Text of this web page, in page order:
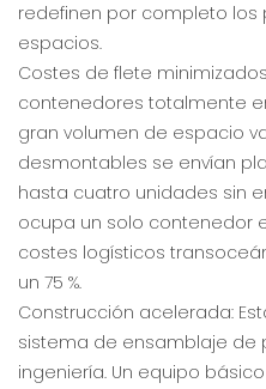
redefinen por completo los
espacios.
Costes de flete
contenedores totalmente
gran volumen de espacio
desmontables se envían
hasta cuatro unidades sin
ocupa un solo contenedor
costes logísticos
un 75 %.
Construcción acelerada:
sistema de ensamblaje de
ingeniería. Un equipo